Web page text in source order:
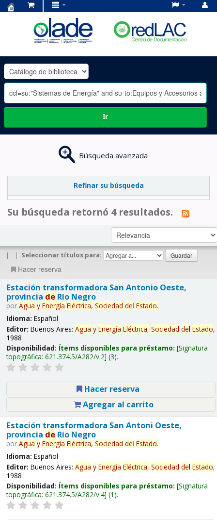
OLADE
-
Ir
Búsqueda avanzada
Refinar su búsqueda
Su búsqueda retornó 4 resultados.
| | Seleccionar títulos para:
Hacer reserva
Estación transformadora San Antonio Oeste,
provincia deRío Negro
por Agua y Energía Eléctrica, Sociedad del Estado.
Idioma: Español
Editor: Buenos Aires: Agua y Energía Eléctrica, Sociedad del Estado,
1988
Disponibilidad: Ítems disponibles para préstamo: Signatura
topográfica: 621.374.5/A282/v.2 (3).
Hacer reserva
Agregar al carrito
Estación transformadora San Antoni Oeste,
provincia deRío Negro
por Agua y Energía Eléctrica, Sociedad del Estado.
Idioma: Español
Editor: Buenos Aires: Agua y Energía Eléctrica, Sociedad del Estado,
1988
Disponibilidad: Ítems disponibles para préstamo: Signatura
topográfica: 621.374.5/A282/v.4 (1).